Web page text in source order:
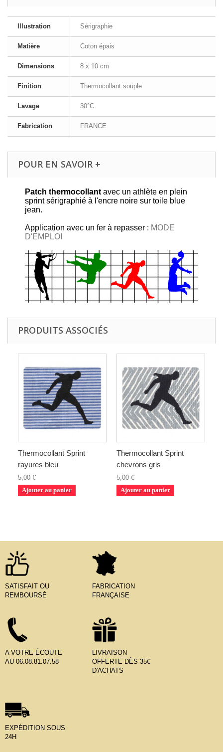
Illustration Sérigraphie
Matière Coton épais
Dimensions 8 x 10 cm
Finition Thermocollant souple
Lavage 30°C
Fabrication FRANCE
POUR EN SAVOIR +
Patch thermocollant avec un athlète en plein
sprint sérigraphié à l'encre noire sur toile blue
jean.
Application avec un fer à repasser : MODE
D'EMPLOI
PRODUITS ASSOCIÉS
Thermocollant Sprint
rayures bleu
5,00 €
Ajouter au panier
Thermocollant Sprint
chevrons gris
5,00 €
Ajouter au panier
SATISFAIT OU
REMBOURSÉ
FABRICATION
FRANÇAISE
A VOTRE ÉCOUTE
AU 06.08.81.07.58
LIVRAISON
OFFERTE DÈS 35€
D'ACHATS
EXPÉDITION SOUS
24H